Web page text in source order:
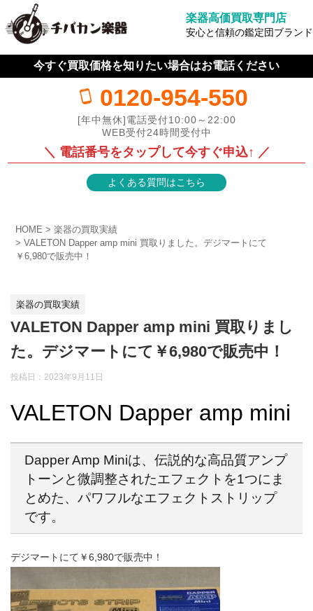
楽器高価買取専門店
安心と信頼の鑑定団ブランド
今すぐ買取価格を知りたい場合はお電話ください
0120-954-550
[年中無休]電話受付10:00～22:00
WEB受付24時間受付中
＼ 電話番号をタップして今すぐ申込↑ ／
よくある質問はこちら
HOME
楽器の買取実績
VALETON Dapper amp mini 買取りました。デジマートにて
￥6,980で販売中！
楽器の買取実績
VALETON Dapper amp mini 買取りまし
た。デジマートにて￥6,980で販売中！
投稿日：2023年9月11日
VALETON Dapper amp mini
Dapper Amp Miniは、伝説的な高品質アンプ
トーンと微調整されたエフェクトを1つにま
とめた、パワフルなエフェクトストリップ
です。
デジマートにて￥6,980で販売中！